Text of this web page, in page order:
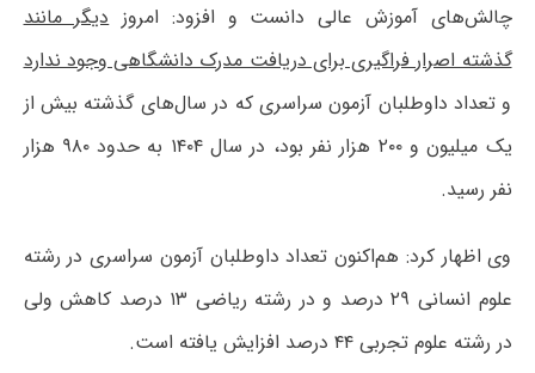
چالش‌های آموزش عالی دانست و افزود: امروزدیگر مانند
گذشته اصرار فراگیری برای دریافت مدرک دانشگاهی وجود ندارد
و تعداد داوطلبان آزمون سراسری که در سال‌های گذشته بیش از
یک میلیون و ۲۰۰ هزار نفر بود، در سال ۱۴۰۴ به حدود ۹۸۰ هزار
نفر رسید.
وی اظهار کرد: هم‌اکنون تعداد داوطلبان آزمون سراسری در رشته
علوم انسانی ۲۹ درصد و در رشته ریاضی ۱۳ درصد کاهش ولی
در رشته علوم تجربی ۴۴ درصد افزایش یافته است.